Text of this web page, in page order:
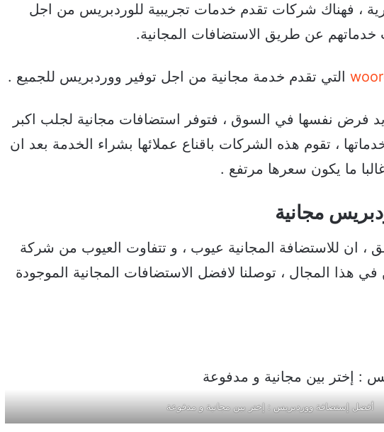
، فهناك شركات تقدم خدمات تجريبية للوردبريس من اجل
عن طريق الاستضافات المجانية.
التي تقدم خدمة مجانية من اجل توفير ووردبريس للجميع .
فرض نفسها في السوق ، فتوفر استضافات مجانية لجلب اكبر
، تقوم هذه الشركات باقناع عملائها بشراء الخدمة بعد ان
ما يكون سعرها مرتفع .
مجانية
، ان للاستضافة المجانية عيوب ، و تتفاوت العيوب من شركة
هذا المجال ، توصلنا لافضل الاستضافات المجانية الموجودة
أفضل إستضافة ووردبريس : إختر بين مجانية و مدفوعة